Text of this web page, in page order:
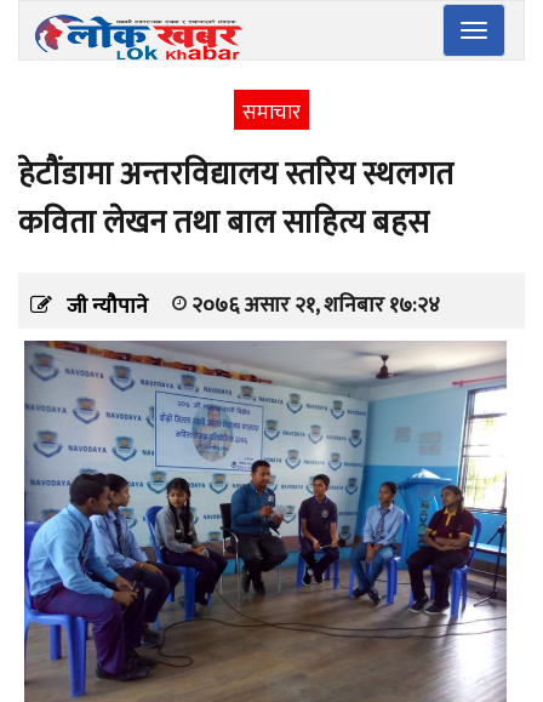
Toggle
समाचार
हेटौंडामा अन्तरविद्यालय स्तरिय स्थलगत
कविता लेखन तथा बाल साहित्य बहस
जी न्यौपाने २०७६ असार २१, शनिबार १७:२४